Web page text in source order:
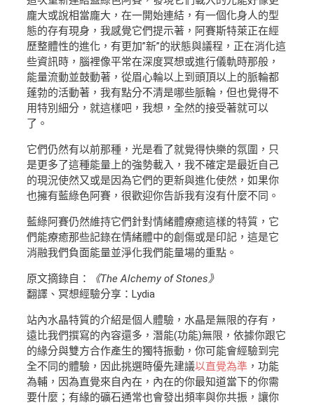
龐大或說相當龐大，在一開始連結，有一個化身人的型
態的存有現身，我感覺它們提示著，阿賽斯特萊正在經
歷整體性的進化，有更加”新”的狀態與議程，正在消化這
些資訊時，腦裡像平常在深度冥想或進行儀軌時那般，
能量流動並鼓動著，從眉心輪以上到頭頂以上的脈輪都
蓬勃的活動著，我有點分不清是哪些脈輪，但也覺得不
用特別細分，就這樣吧，我想，全然的接受著就可以
了。
它們仍然有以前那種，光是看了就覺得快樂的氛圍，只
是更多了這種能量上的強勢載入，我不確定是最近自己
的現況使然又或是因為它們的更新與進化使然，如果你
也擁有藍綠色阿賽，很歡迎你告訴我有沒有什麼不同。
藍綠阿賽仍然維持它們針對情緒體療癒這樣的特質，它
們能療癒那些記錄在情緒體中的創傷或是印記，這是它
消融我們負面能量並淨化我們能量場的重點。
原文摘錄自：
《The Alchemy of Stones》
翻譯、冥想經驗分享：Lydia
站內水晶特質的介紹是個人體驗，水晶是無限的存有，
遠比我們撰寫的內容還多，潛能(功能)無限，依據你跟它
的緣分與雙方合作產生的獨特振動，你可能會經驗到完
全不同的體驗，因此挑選時優先建議以直覺為準 ，功能
為輔，因為直覺來自內在，內在的你最知道當下的你需
要什麼；有緣的礦石通常也會發出頻率與你共振，讓你